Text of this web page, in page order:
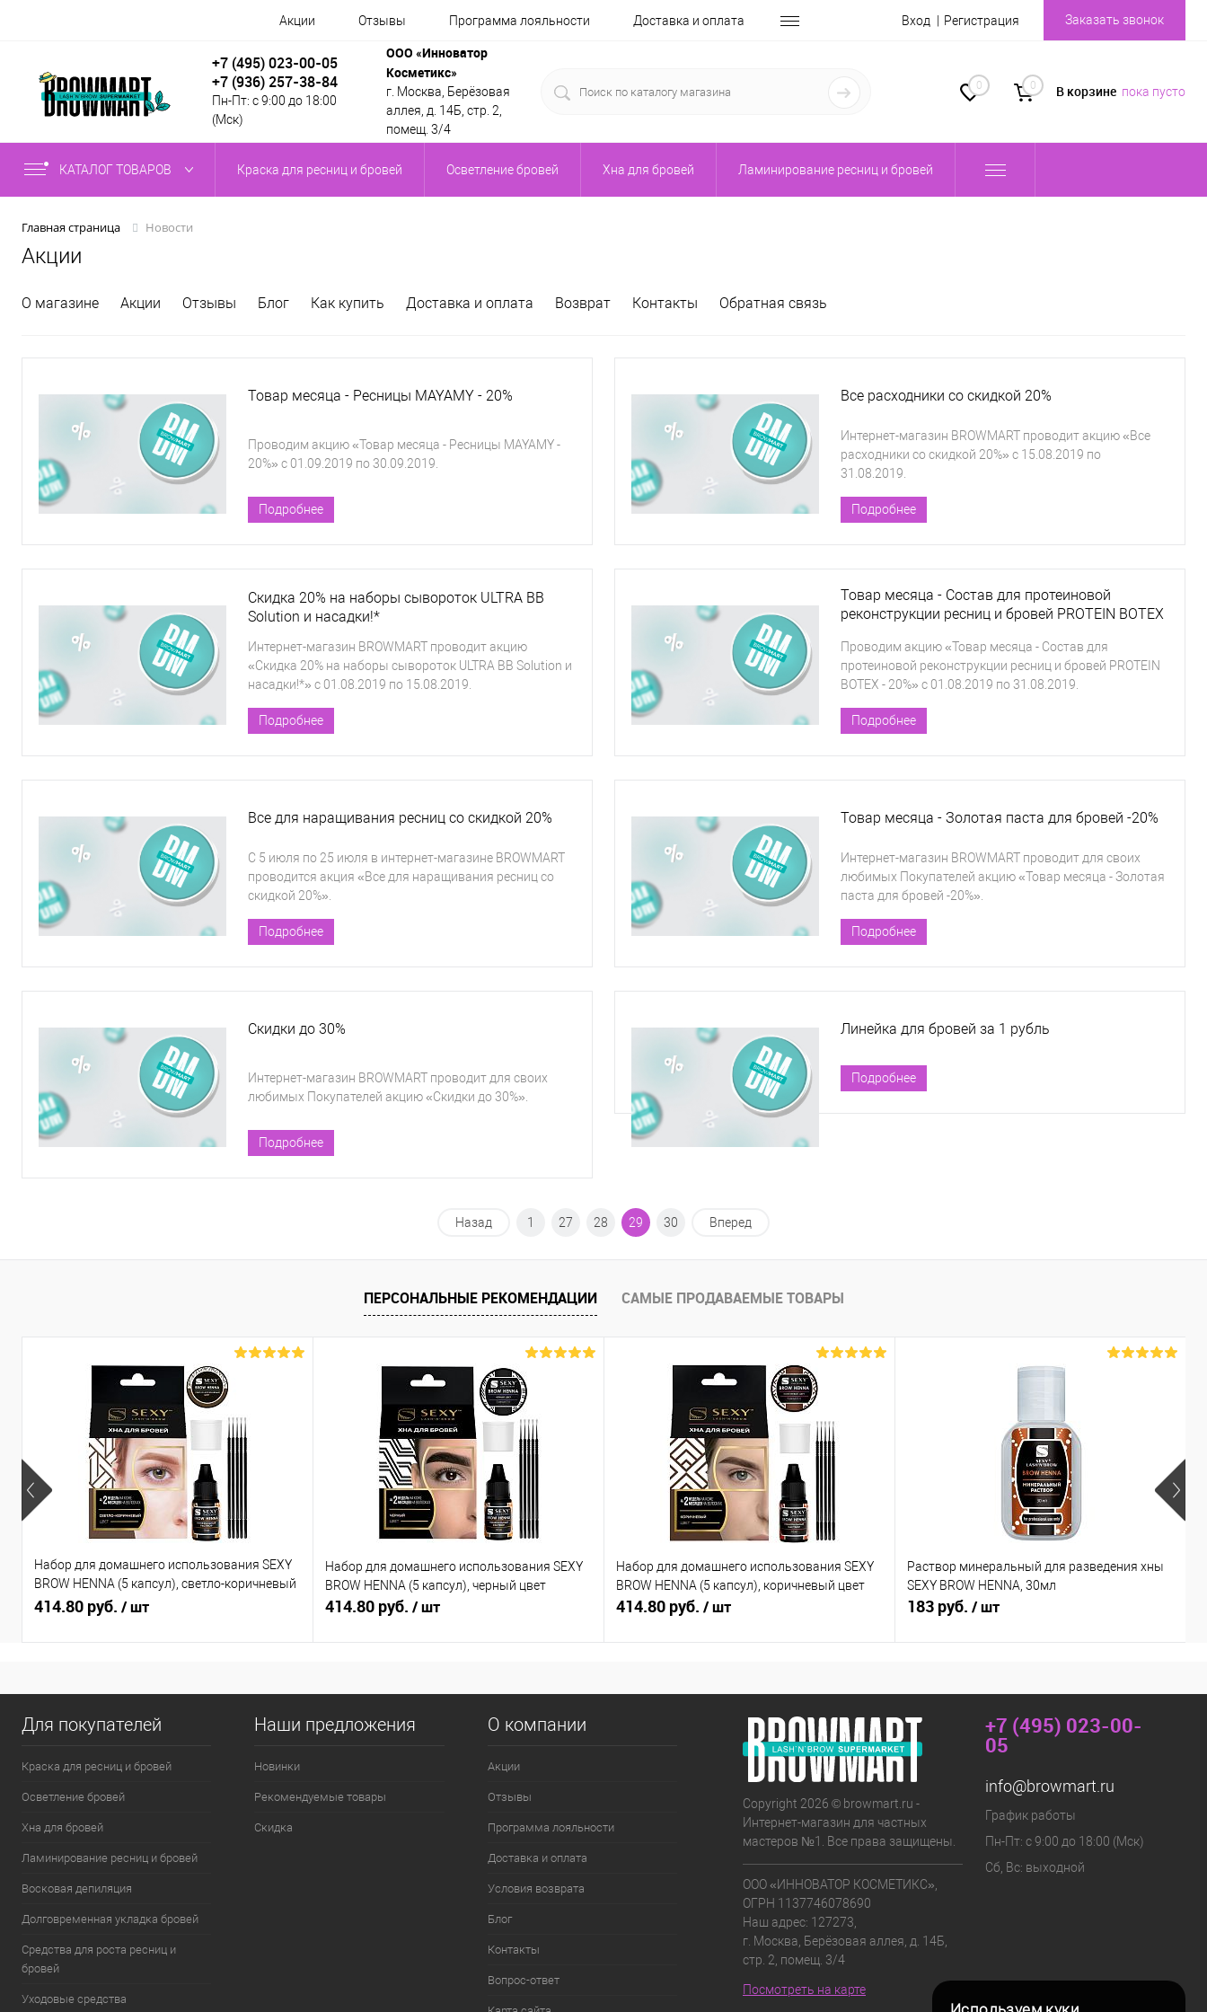
Акции Отзывы Программа лояльности Доставка и оплата Вход Регистрация Заказать звонок
+7 (495) 023-00-05
+7 (936) 257-38-84
Пн-Пт: с 9:00 до 18:00
(Мск)
ООО «Инноватор
Косметикс»
г. Москва, Берёзовая
аллея, д. 14Б, стр. 2,
помещ. 3/4
0 0 В корзине пока пусто
КАТАЛОГ ТОВАРОВ Краска для ресниц и бровей Осветление бровей Хна для бровей Ламинирование ресниц и бровей
Главная страница Новости
Акции
О магазине Акции Отзывы Блог Как купить Доставка и оплата Возврат Контакты Обратная связь
Товар месяца - Ресницы MAYAMY - 20%
Проводим акцию «Товар месяца - Ресницы MAYAMY -
20%» с 01.09.2019 по 30.09.2019.
Подробнее
Все расходники со скидкой 20%
Интернет-магазин BROWMART проводит акцию «Все
расходники со скидкой 20%» с 15.08.2019 по
31.08.2019.
Подробнее
Скидка 20% на наборы сывороток ULTRA BB
Solution и насадки!*
Интернет-магазин BROWMART проводит акцию
«Скидка 20% на наборы сывороток ULTRA BB Solution и
насадки!*» с 01.08.2019 по 15.08.2019.
Подробнее
Товар месяца - Состав для протеиновой
реконструкции ресниц и бровей PROTEIN BOTEX
Проводим акцию «Товар месяца - Состав для
протеиновой реконструкции ресниц и бровей PROTEIN
BOTEX - 20%» с 01.08.2019 по 31.08.2019.
Подробнее
Все для наращивания ресниц со скидкой 20%
С 5 июля по 25 июля в интернет-магазине BROWMART
проводится акция «Все для наращивания ресниц со
скидкой 20%».
Подробнее
Товар месяца - Золотая паста для бровей -20%
Интернет-магазин BROWMART проводит для своих
любимых Покупателей акцию «Товар месяца - Золотая
паста для бровей -20%».
Подробнее
Скидки до 30%
Интернет-магазин BROWMART проводит для своих
любимых Покупателей акцию «Скидки до 30%».
Подробнее
Линейка для бровей за 1 рубль
Подробнее
Назад 1 27 28 29 30 Вперед
ПЕРСОНАЛЬНЫЕ РЕКОМЕНДАЦИИ САМЫЕ ПРОДАВАЕМЫЕ ТОВАРЫ
Набор для домашнего использования SEXY
BROW HENNA (5 капсул), светло-коричневый
цвет
414.80 руб. / шт
Набор для домашнего использования SEXY
BROW HENNA (5 капсул), черный цвет
414.80 руб. / шт
Набор для домашнего использования SEXY
BROW HENNA (5 капсул), коричневый цвет
414.80 руб. / шт
Раствор минеральный для разведения хны
SEXY BROW HENNA, 30мл
183 руб. / шт
Для покупателей
Краска для ресниц и бровей
Осветление бровей
Хна для бровей
Ламинирование ресниц и бровей
Восковая депиляция
Долговременная укладка бровей
Средства для роста ресниц и
бровей
Уходовые средства
Наши предложения
Новинки
Рекомендуемые товары
Скидка
О компании
Акции
Отзывы
Программа лояльности
Доставка и оплата
Условия возврата
Блог
Контакты
Вопрос-ответ
Copyright 2026 © browmart.ru -
Интернет-магазин для частных
мастеров №1. Все права защищены.
ООО «ИННОВАТОР КОСМЕТИКС»,
ОГРН 1137746078690
Наш адрес: 127273,
г. Москва, Берёзовая аллея, д. 14Б,
стр. 2, помещ. 3/4
Посмотреть на карте
+7 (495) 023-00-
05
info@browmart.ru
График работы
Пн-Пт: с 9:00 до 18:00 (Мск)
Сб, Вс: выходной